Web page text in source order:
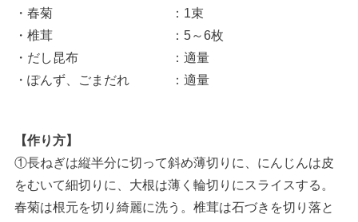
・春菊 ：1束
・椎茸 ：5～6枚
・だし昆布 ：適量
・ぽんず、ごまだれ ：適量
【作り方】
①長ねぎは縦半分に切って斜め薄切りに、にんじんは皮
をむいて細切りに、大根は薄く輪切りにスライスする。
春菊は根元を切り綺麗に洗う。椎茸は石づきを切り落と